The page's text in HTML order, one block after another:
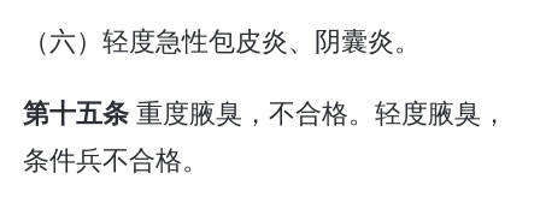
（六）轻度急性包皮炎、阴囊炎。
第十五条重度腋臭，不合格。轻度腋臭，
条件兵不合格。